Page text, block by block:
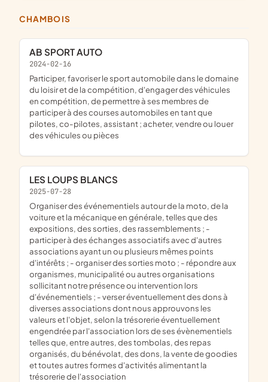
CHAMBOIS
AB SPORT AUTO
2024-02-16
participer, favoriser le sport automobile dans le domaine
du loisir et de la compétition, d'engager des véhicules
en compétition, de permettre à ses membres de
participer à des courses automobiles en tant que
pilotes, co-pilotes, assistant ; acheter, vendre ou louer
des véhicules ou pièces
LES LOUPS BLANCS
2025-07-28
organiser des événementiels autour de la moto, de la
voiture et la mécanique en générale, telles que des
expositions, des sorties, des rassemblements ; -
participer à des échanges associatifs avec d'autres
associations ayant un ou plusieurs mêmes points
d'intérêts ; - organiser des sorties moto ; - répondre aux
organismes, municipalité ou autres organisations
sollicitant notre présence ou intervention lors
d'événementiels ; - verser éventuellement des dons à
diverses associations dont nous approuvons les
valeurs et l'objet, selon la trésorerie éventuellement
engendrée par l'association lors de ses évènementiels
telles que, entre autres, des tombolas, des repas
organisés, du bénévolat, des dons, la vente de goodies
et toutes autres formes d'activités alimentant la
trésorerie de l'association